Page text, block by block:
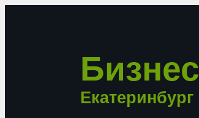
Бизнес
Екатеринбург